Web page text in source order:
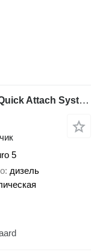
Megaload Hydrostatic Loader with Quick Attach System for Multiple Tools C
5
дизель